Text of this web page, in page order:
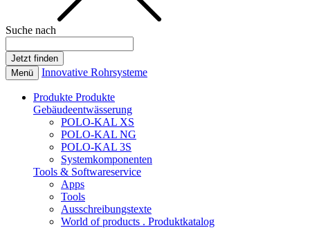
Suche nach
Menü Innovative Rohrsysteme
Produkte Produkte
Gebäudeentwässerung
POLO-KAL XS
POLO-KAL NG
POLO-KAL 3S
Systemkomponenten
Tools & Softwareservice
Apps
Tools
Ausschreibungstexte
World of products . Produktkatalog